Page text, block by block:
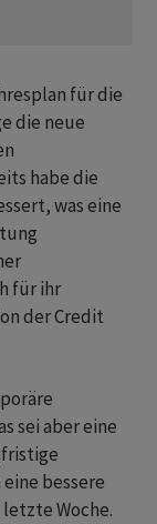
für die
die neue
habe die
was eine
für ihr
der Credit
sei aber eine
bessere
Woche.